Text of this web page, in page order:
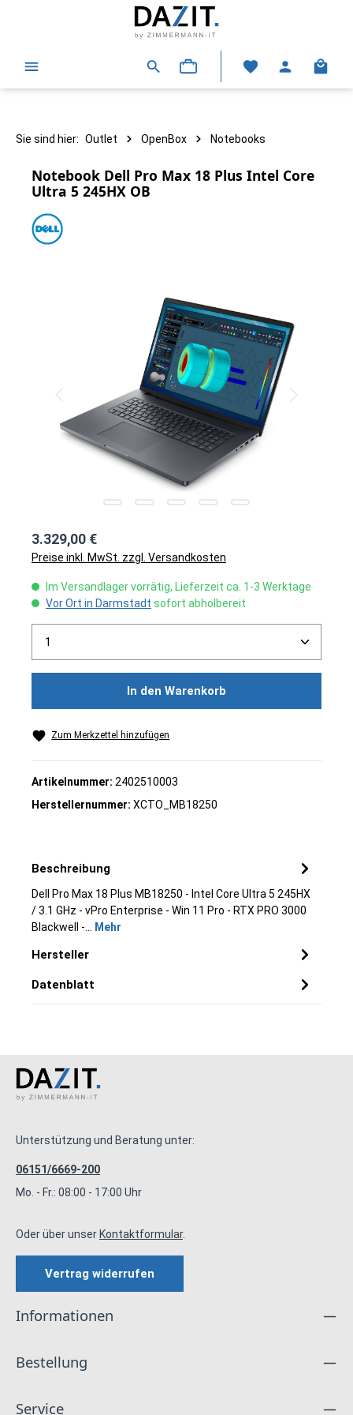
Sie sind hier: Outlet OpenBox Notebooks
Notebook Dell Pro Max 18 Plus Intel Core
Ultra 5 245HX OB
3.329,00 €
Preise inkl. MwSt. zzgl. Versandkosten
Im Versandlager vorrätig, Lieferzeit ca. 1-3 Werktage
Vor Ort in Darmstadt sofort abholbereit
Produkt Anzahl: Gib den gewünschten Wert ein
In den Warenkorb
Zum Merkzettel hinzufügen
Artikelnummer: 2402510003
Herstellernummer: XCTO_MB18250
Beschreibung
Dell Pro Max 18 Plus MB18250 - Intel Core Ultra 5 245HX
/ 3.1 GHz - vPro Enterprise - Win 11 Pro - RTX PRO 3000
Blackwell -… Mehr
Hersteller
Datenblatt
Unterstützung und Beratung unter:
06151/6669-200
Mo. - Fr.: 08:00 - 17:00 Uhr
Oder über unserKontaktformular.
Vertrag widerrufen
Informationen
Bestellung
Service